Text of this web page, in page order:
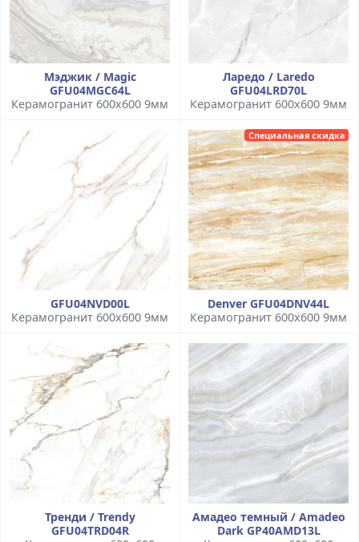
Мэджик / Magic
GFU04MGC64L
Керамогранит 600x600 9мм
Ларедо / Laredo
GFU04LRD70L
Керамогранит 600x600 9мм
GFU04NVD00L
Керамогранит 600x600 9мм
Специальная скидка
Denver GFU04DNV44L
Керамогранит 600x600 9мм
Тренди / Trendy
GFU04TRD04R
Амадео темный / Amadeo
Dark GP40AMD13L